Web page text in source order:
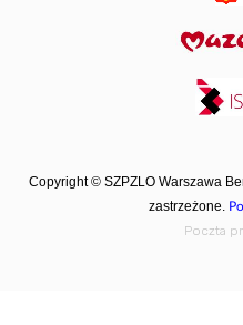
Copyright © SZPZLO Warszawa
zastrzeżone.
Poczta